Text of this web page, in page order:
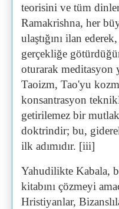
teorisini ve tüm
Ramakrishna, her
ulaştığını ilan
gerçekliğe
oturarak meditasyon
Taoizm, Tao'yu
konsantrasyon
getirilemez bir
doktrindir; bu,
ilk adımıdır. [iii]
Yahudilikte Kabala,
kitabını çözmeyi
Hristiyanlar,